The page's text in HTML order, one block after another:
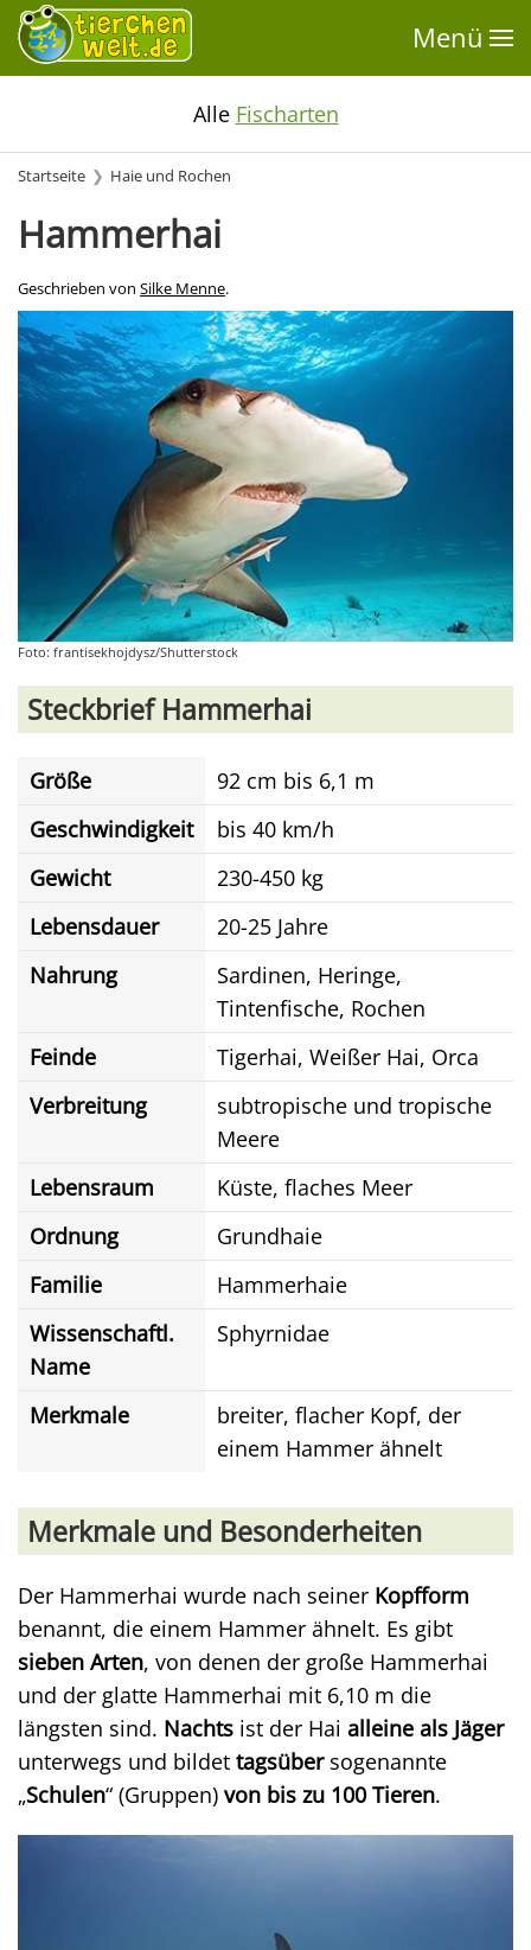
Menü
Alle Fischarten
Startseite Haie und Rochen
Hammerhai
Geschrieben von Silke Menne.
Foto: frantisekhojdysz/Shutterstock
Steckbrief Hammerhai
Größe
92 cm bis 6,1 m
Geschwindigkeit
bis 40 km/h
Gewicht
230-450 kg
Lebensdauer
20-25 Jahre
Nahrung
Sardinen, Heringe,
Tintenfische, Rochen
Feinde
Tigerhai, Weißer Hai, Orca
Verbreitung
subtropische und tropische
Meere
Lebensraum
Küste, flaches Meer
Ordnung
Grundhaie
Familie
Hammerhaie
Wissenschaftl.
Name
Sphyrnidae
Merkmale
breiter, flacher Kopf, der
einem Hammer ähnelt
Merkmale und Besonderheiten
Der Hammerhai wurde nach seiner Kopfform
benannt, die einem Hammer ähnelt. Es gibt
sieben Arten, von denen der große Hammerhai
und der glatte Hammerhai mit 6,10 m die
längsten sind. Nachts ist der Hai alleine als Jäger
unterwegs und bildet tagsübersogenannte
„Schulen“ (Gruppen) von bis zu 100 Tieren.